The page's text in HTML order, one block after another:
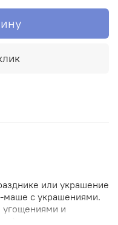
или украшение
маше с украшениями.
угощениями и